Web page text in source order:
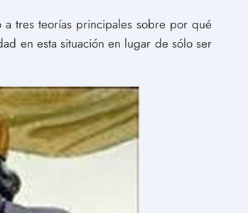
tres teorías principales sobre por qué
en esta situación en lugar de sólo ser